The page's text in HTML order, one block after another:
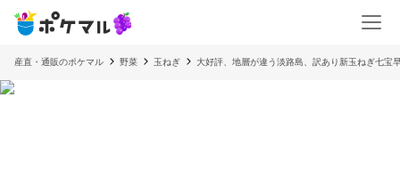
産直・通販のポケマル 野菜 玉ねぎ 大好評、地層が違う淡路島、訳あり新玉ねぎ七宝